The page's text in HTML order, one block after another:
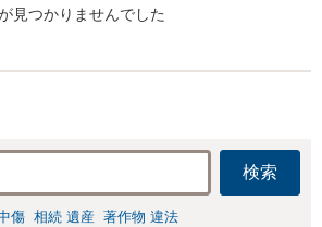
見つかりませんでした
検索
傷 相続 遺産 著作物 違法